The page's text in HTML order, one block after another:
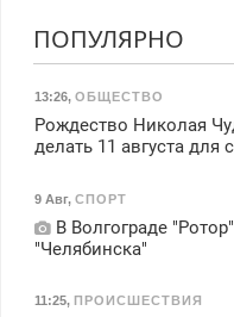
ПОПУЛЯРНО
13:26, ОБЩЕСТВО
Рождество Николая
делать 11 августа для
9 Авг, СПОРТ
В Волгограде
"Челябинска"
11:25, ПРОИСШЕСТВИЯ